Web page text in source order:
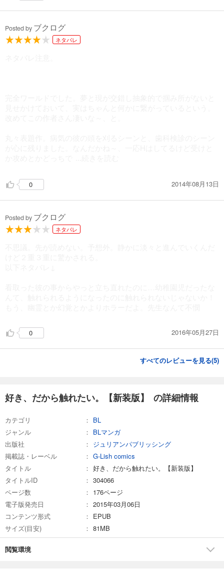
Posted by ブクログ
ネタバレ
0 2014年08月13日
Posted by ブクログ
ネタバレ
0 2016年05月27日
すべてのレビューを見る(5)
好き、だから触れたい。【新装版】 の詳細情報
カテゴリ
BL
ジャンル
BLマンガ
出版社
ジュリアンパブリッシング
掲載誌・レーベル
G-Lish comics
タイトル
好き、だから触れたい。【新装版】
タイトルID
304066
ページ数
176ページ
電子版発売日
2015年03月06日
コンテンツ形式
EPUB
サイズ(目安)
81MB
閲覧環境